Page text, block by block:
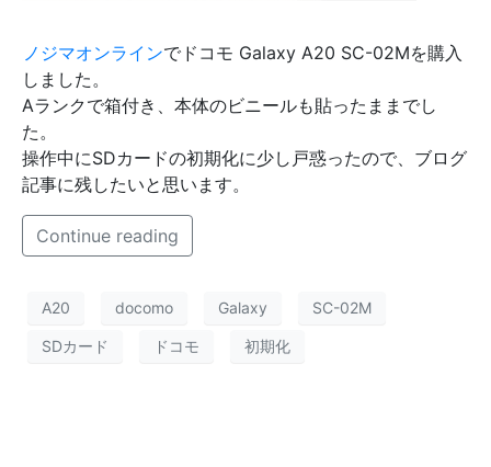
ノジマオンラインでドコモ Galaxy A20 SC-02Mを購入
しました。
Aランクで箱付き、本体のビニールも貼ったままでし
た。
操作中にSDカードの初期化に少し戸惑ったので、ブログ
記事に残したいと思います。
Continue reading
A20 docomo Galaxy SC-02M
SDカード ドコモ 初期化